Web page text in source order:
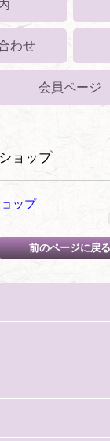
わせ
会員ページ
ョップ
ップ